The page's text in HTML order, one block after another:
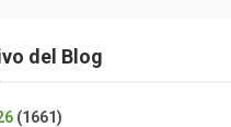
del Blog
(1661)